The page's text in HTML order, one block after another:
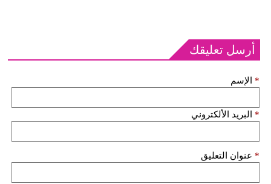
أرسل تعليقك
الإسم *
البريد الألكتروني *
عنوان التعليق *